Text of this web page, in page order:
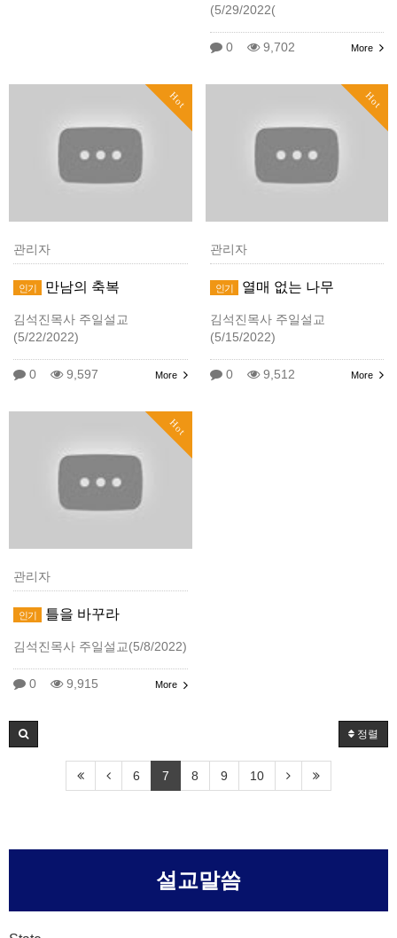
(5/29/2022(
0 9,702 More
Hot
관리자
인기 만남의 축복
김석진목사 주일설교
(5/22/2022)
0 9,597 More
Hot
관리자
인기 열매 없는 나무
김석진목사 주일설교
(5/15/2022)
0 9,512 More
Hot
관리자
인기 틀을 바꾸라
김석진목사 주일설교(5/8/2022)
0 9,915 More
정렬
6 7 8 9 10
설교말씀